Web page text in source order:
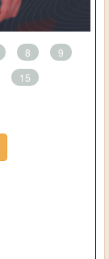
8
9
15